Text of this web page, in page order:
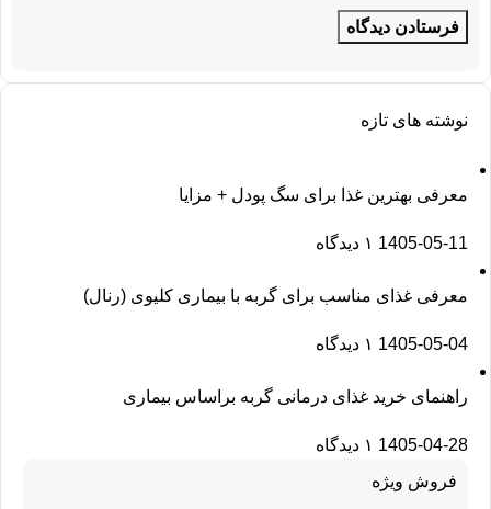
نوشته های تازه
معرفی بهترین غذا برای سگ پودل + مزایا
1405-05-11 ۱ دیدگاه
معرفی غذای مناسب برای گربه با بیماری کلیوی (رنال)
1405-05-04 ۱ دیدگاه
راهنمای خرید غذای درمانی گربه براساس بیماری
1405-04-28 ۱ دیدگاه
فروش ویژه